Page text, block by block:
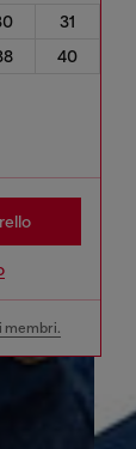
31
40
membri.